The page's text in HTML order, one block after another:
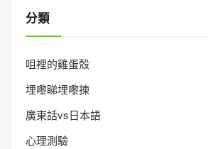
分類
咀裡的雞蛋殼
埋嚟睇埋嚟揀
廣東話vs日本語
心理測驗